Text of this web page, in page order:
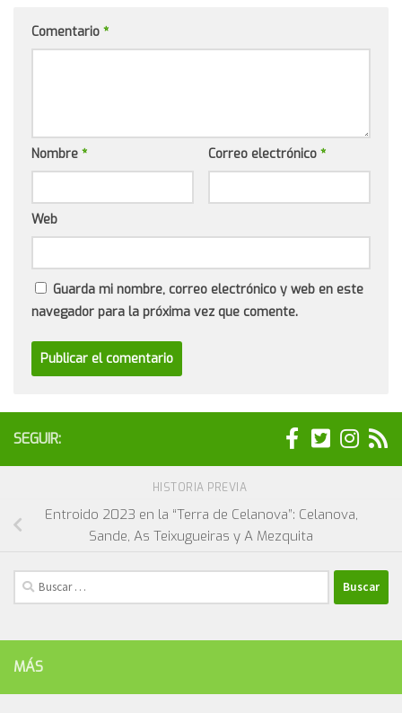
Comentario *
Nombre * Correo electrónico *
Web
Guarda mi nombre, correo electrónico y web en este
navegador para la próxima vez que comente.
SEGUIR:
HISTORIA PREVIA
Entroido 2023 en la “Terra de Celanova”: Celanova,
Sande, As Teixugueiras y A Mezquita
Buscar:
MÁS